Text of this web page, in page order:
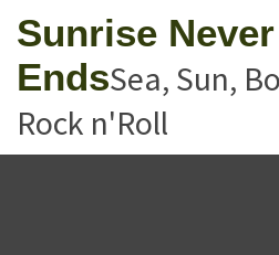
Sunrise Never
EndsSea, Sun,
Rock n'Roll